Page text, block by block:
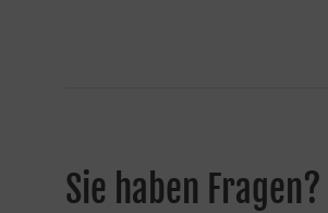
Sie haben Fragen?